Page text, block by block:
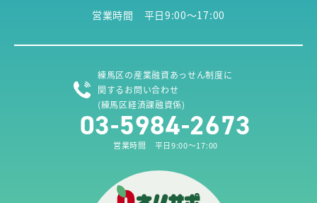
営業時間 平日9:00～17:00
練馬区の産業融資あっせん制度に
関するお問い合わせ
(練馬区経済課融資係)
03-5984-2673
営業時間 平日9:00～17:00